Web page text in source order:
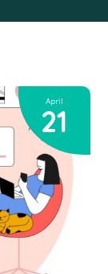
April
21